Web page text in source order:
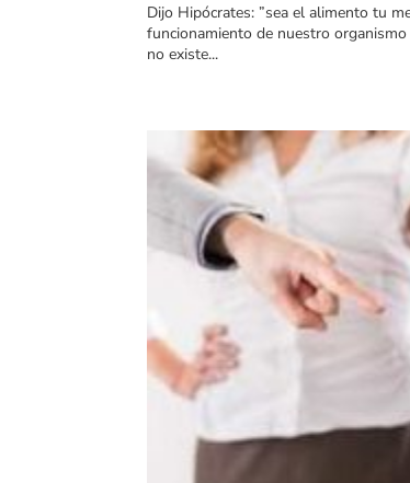
Dijo Hipócrates: ”sea el alimento tu
funcionamiento de nuestro
no existe...